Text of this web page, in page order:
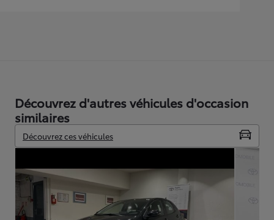
Découvrez d'autres véhicules d'occasion
similaires
Découvrez ces véhicules